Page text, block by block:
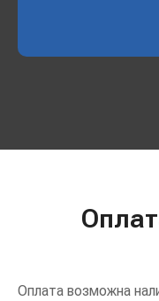
Оплата возможна